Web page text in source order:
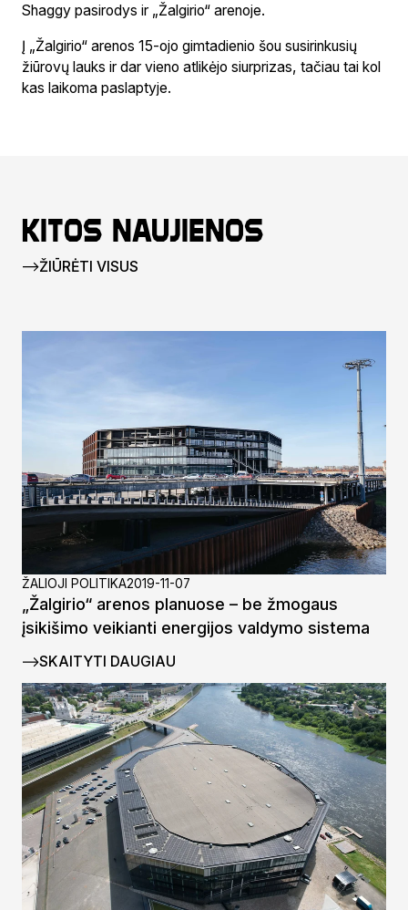
Shaggy pasirodys ir „Žalgirio“ arenoje.
Į „Žalgirio“ arenos 15-ojo gimtadienio šou susirinkusių
žiūrovų lauks ir dar vieno atlikėjo siurprizas, tačiau tai kol
kas laikoma paslaptyje.
Kitos naujienos
ŽIŪRĖTI VISUS
ŽALIOJI POLITIKA2019-11-07
„Žalgirio“ arenos planuose – be žmogaus
įsikišimo veikianti energijos valdymo sistema
SKAITYTI DAUGIAU